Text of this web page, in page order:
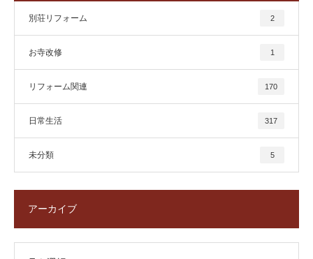
別荘リフォーム 2
お寺改修 1
リフォーム関連 170
日常生活 317
未分類 5
アーカイブ